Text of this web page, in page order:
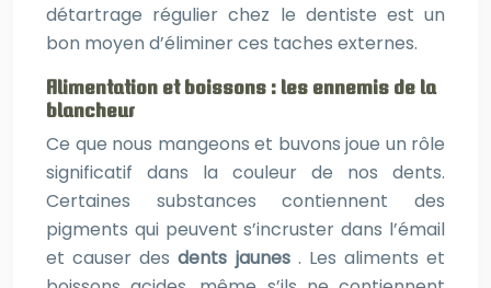
détartrage régulier chez le dentiste est un
bon moyen d’éliminer ces taches externes.
Alimentation et boissons : les ennemis de la
blancheur
Ce que nous mangeons et buvons joue un rôle
significatif dans la couleur de nos dents.
Certaines substances contiennent des
pigments qui peuvent s’incruster dans l’émail
et causer desdents jaunes . Les aliments et